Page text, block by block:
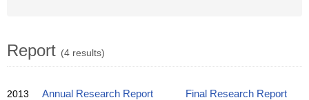
Report (4 results)
2013 Annual Research Report
Final Research Report